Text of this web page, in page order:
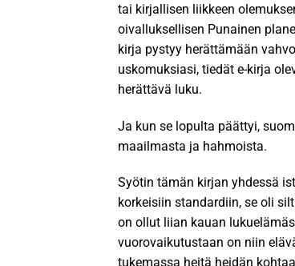
tai kirjallisen liikkeen
oivalluksellisen Punainen
kirja pystyy herättämään
uskomuksiasi, tiedät e-kirja
herättävä luku.
Ja kun se lopulta päättyi,
maailmasta ja hahmoista.
Syötin tämän kirjan yhdessä
korkeisiin standardiin, se oli
on ollut liian kauan
vuorovaikutustaan on niin
tukemassa heitä heidän